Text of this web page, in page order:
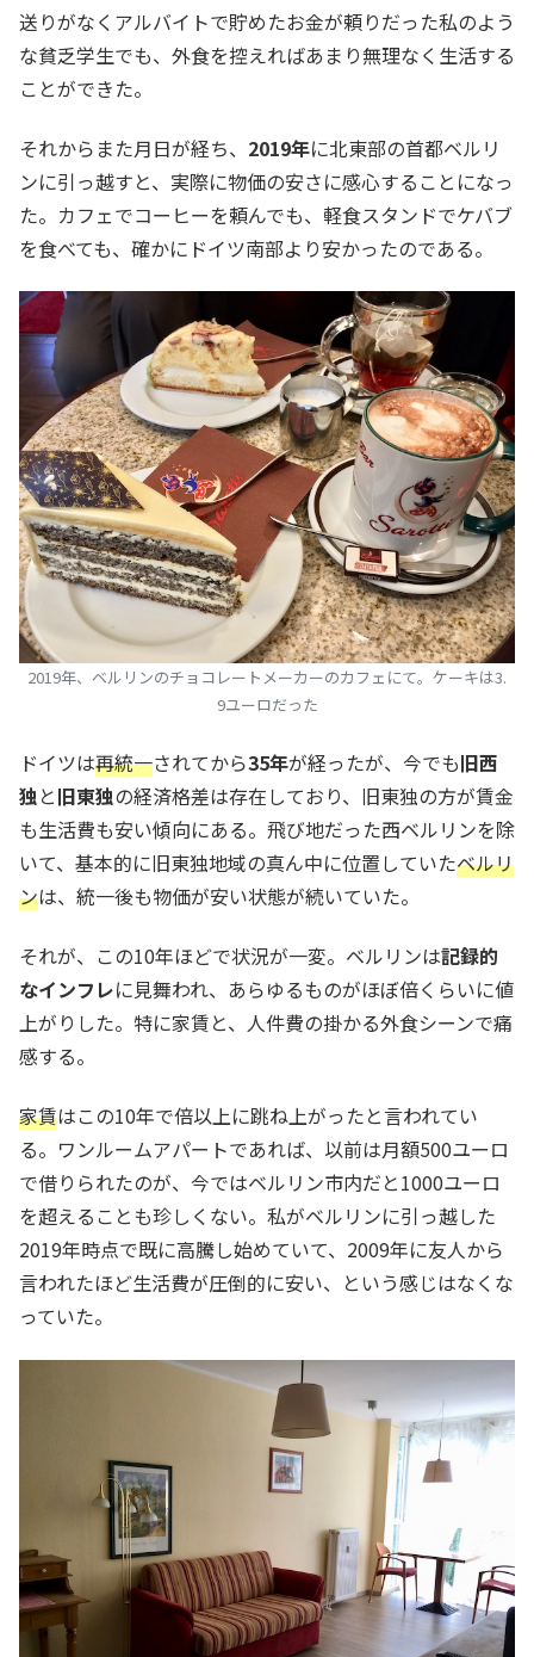
送りがなくアルバイトで貯めたお金が頼りだった私のよう
な貧乏学生でも、外食を控えればあまり無理なく生活する
ことができた。
それからまた月日が経ち、 2019年に北東部の首都ベルリ
ンに引っ越すと、実際に物価の安さに感心することになっ
た。カフェでコーヒーを頼んでも、軽食スタンドでケバブ
を食べても、確かにドイツ南部より安かったのである。
2019年、ベルリンのチョコレートメーカーのカフェにて。ケーキは3.
9ユーロだった
ドイツは再統一されてから35年が経ったが、今でも旧西
独と旧東独の経済格差は存在しており、旧東独の方が賃金
も生活費も安い傾向にある。飛び地だった西ベルリンを除
いて、基本的に旧東独地域の真ん中に位置していたベルリ
ンは、統一後も物価が安い状態が続いていた。
それが、この10年ほどで状況が一変。ベルリンは記録的
なインフレに見舞われ、あらゆるものがほぼ倍くらいに値
上がりした。特に家賃と、人件費の掛かる外食シーンで痛
感する。
家賃はこの10年で倍以上に跳ね上がったと言われてい
る。ワンルームアパートであれば、以前は月額500ユーロ
で借りられたのが、今ではベルリン市内だと1000ユーロ
を超えることも珍しくない。私がベルリンに引っ越した
2019年時点で既に高騰し始めていて、2009年に友人から
言われたほど生活費が圧倒的に安い、という感じはなくな
っていた。